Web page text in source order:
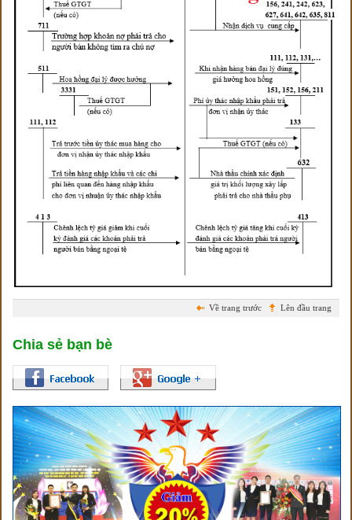
Lên đầu trang
Về trang trước
Chia sẻ bạn bè